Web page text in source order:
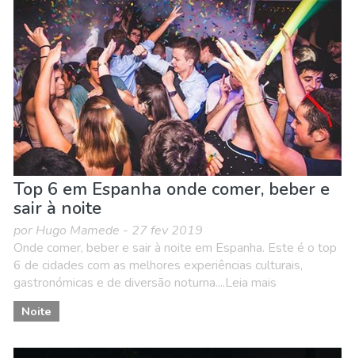
Top 6 em Espanha onde comer, beber e
sair à noite
por Hugo Mamede - 27 fev 2019
Onde comer, beber e sair à noite em Espanha. Este é o top
6 de cidades com as melhores experiências culturais,
gastronómicas e de diversão noturna....Leia mais
Noite